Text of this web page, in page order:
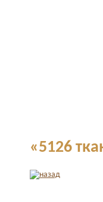
«5126